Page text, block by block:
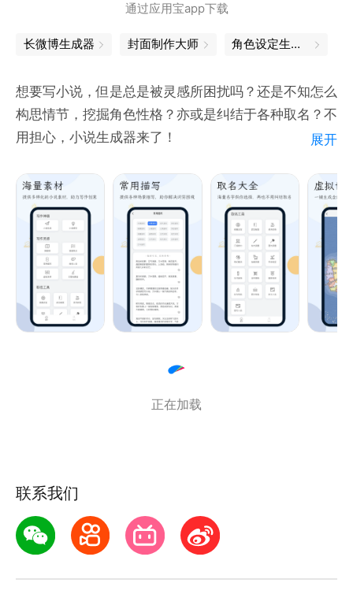
组队读书，对抗惰性，有你有同桌，阅读不孤单
通过应用宝app下载
长微博生成器 封面制作大师 角色设定生成器
想要写小说，但是总是被灵感所困扰吗？还是不知怎么
构思情节，挖掘角色性格？亦或是纠结于各种取名？不
用担心，小说生成器来了！
小说的素材、技巧以及经典小说剧情作为参考，还有各
类智能取名功能（人物名,门派名,绝招名等等通通拿
捏），虚拟世界生成器，让你在写作时不再无从下手。
除此之外，他还推出了AI写作功能，能够轻松实现自动
写小说和小说续写功能，让你的小说剧情永不停歇！
展开
正在加载
联系我们